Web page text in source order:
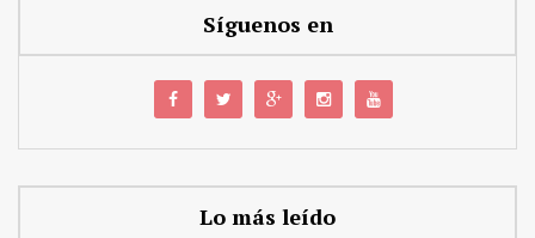
Síguenos en
Lo más leído